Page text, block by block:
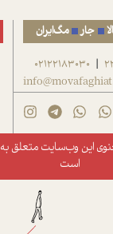
جار مگ‌ایران
|
02122183030
این وب‌سایت متعلق به
است